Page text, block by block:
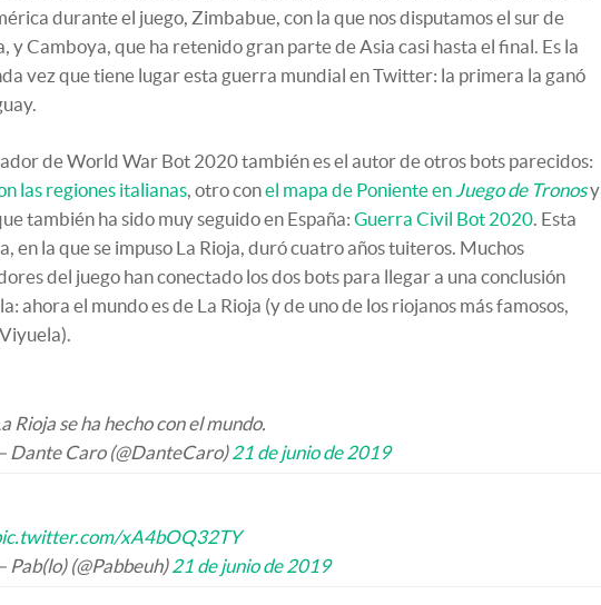
durante el juego, Zimbabue, con la que nos disputamos el sur de
y Camboya, que ha retenido gran parte de Asia casi hasta el final. Es la
vez que tiene lugar esta guerra mundial en Twitter: la primera la ganó
de World War Bot 2020 también es el autor de otros bots parecidos:
las regiones italianas, otro conel mapa de Poniente en Juego de Tronosy
también ha sido muy seguido en España: Guerra Civil Bot 2020. Esta
en la que se impuso La Rioja, duró cuatro años tuiteros. Muchos
del juego han conectado los dos bots para llegar a una conclusión
ahora el mundo es de La Rioja (y de uno de los riojanos más famosos,
Rioja se ha hecho con el mundo.
Dante Caro (@DanteCaro)21 de junio de 2019
xA4bOQ32TY
Pab(lo) (@Pabbeuh)21 de junio de 2019